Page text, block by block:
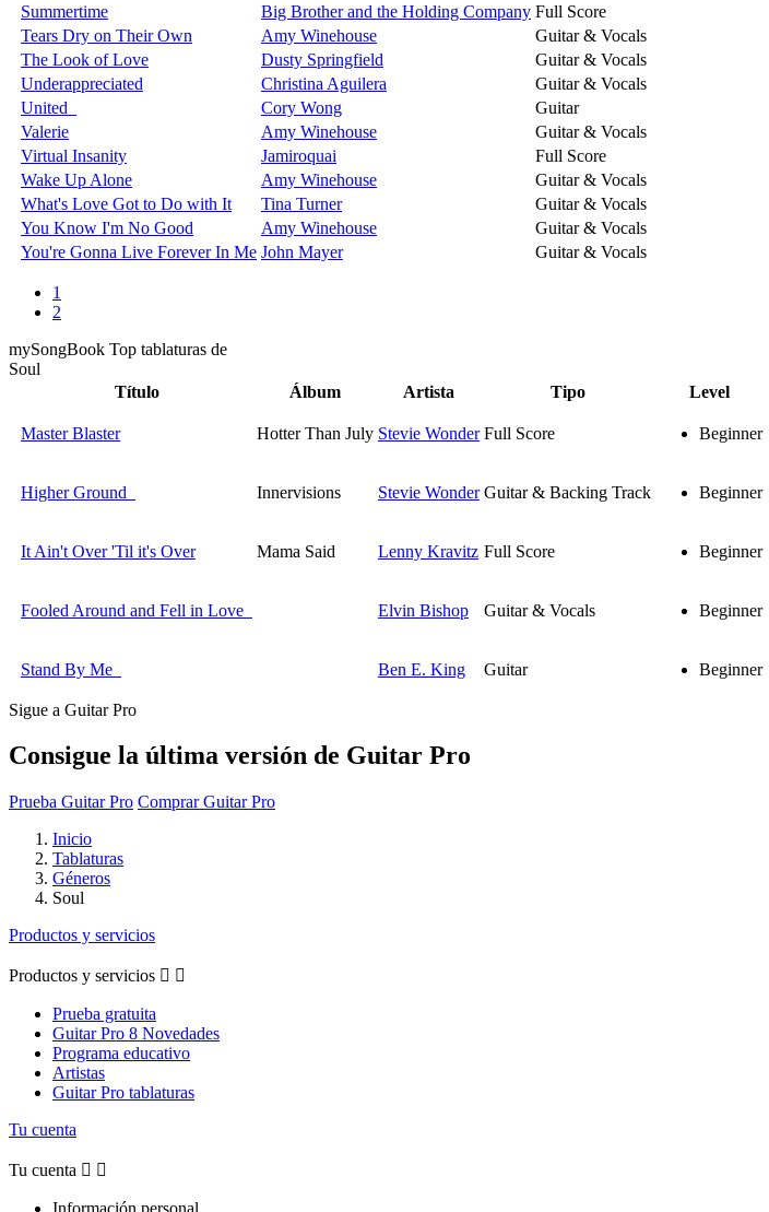
Summertime
Big Brother and the Holding Company Full Score
Tears Dry on Their Own
Amy Winehouse
Guitar & Vocals
The Look of Love
Dusty Springfield
Guitar & Vocals
Underappreciated
Christina Aguilera
Guitar & Vocals
United
Cory Wong
Guitar
Valerie
Amy Winehouse
Guitar & Vocals
Virtual Insanity
Jamiroquai
Full Score
Wake Up Alone
Amy Winehouse
Guitar & Vocals
What's Love Got to Do with It
Tina Turner
Guitar & Vocals
You Know I'm No Good
Amy Winehouse
Guitar & Vocals
You're Gonna Live Forever In Me John Mayer Guitar & Vocals
1
2
mySongBook Top tablaturas de
Soul
Título
Álbum Artista Tipo Level
Master Blaster Hotter Than July Stevie Wonder Full Score Beginner
Higher Ground Innervisions Stevie Wonder Guitar & Backing Track Beginner
It Ain't Over 'Til it's Over Mama Said Lenny Kravitz Full Score Beginner
Fooled Around and Fell in Love Elvin Bishop Guitar & Vocals Beginner
Stand By Me Ben E. King Guitar Beginner
Sigue a Guitar Pro
Consigue la última versión de Guitar Pro
Prueba Guitar Pro Comprar Guitar Pro
Inicio
Tablaturas
Géneros
Soul
Productos y servicios
Productos y servicios  
Prueba gratuita
Guitar Pro 8 Novedades
Programa educativo
Artistas
Guitar Pro tablaturas
Tu cuenta
Tu cuenta  